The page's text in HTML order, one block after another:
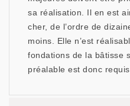
sa réalisation. Il en est
cher, de l’ordre de
moins. Elle n’est
fondations de la bâtisse
préalable est donc